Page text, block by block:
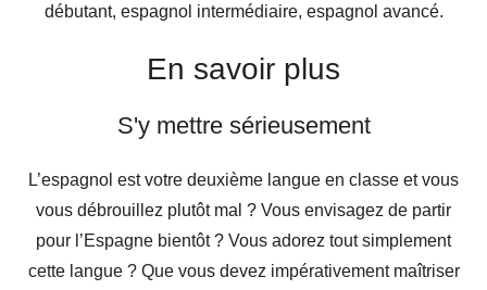
débutant, espagnol intermédiaire, espagnol avancé.
En savoir plus
S'y mettre sérieusement
L’espagnol est votre deuxième langue en classe et vous
vous débrouillez plutôt mal ? Vous envisagez de partir
pour l’Espagne bientôt ? Vous adorez tout simplement
cette langue ? Que vous devez impérativement maîtriser